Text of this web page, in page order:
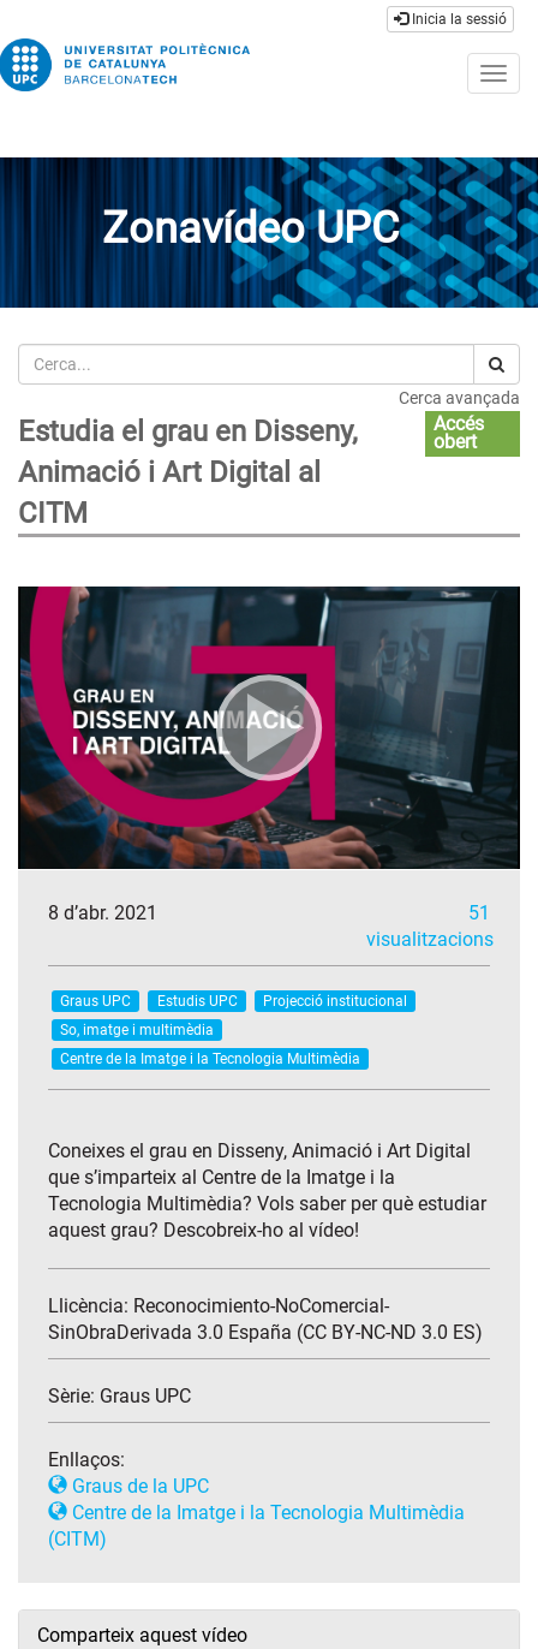
Inicia la sessió
Zonavídeo UPC
Cerca
Cerca avançada
Estudia el grau en Disseny,
Animació i Art Digital al
CITM
Accés
obert
8 d’abr. 2021
51
visualitzacions
Graus UPC Estudis UPC
Projecció institucional
So, imatge i multimèdia
Centre de la Imatge i la Tecnologia Multimèdia
Coneixes el grau en Disseny, Animació i Art Digital
que s’imparteix al Centre de la Imatge i la
Tecnologia Multimèdia? Vols saber per què estudiar
aquest grau? Descobreix-ho al vídeo!
Llicència: Reconocimiento-NoComercial-
SinObraDerivada 3.0 España (CC BY-NC-ND 3.0 ES)
Sèrie: Graus UPC
Enllaços:
Graus de la UPC
Centre de la Imatge i la Tecnologia Multimèdia
(CITM)
Comparteix aquest vídeo